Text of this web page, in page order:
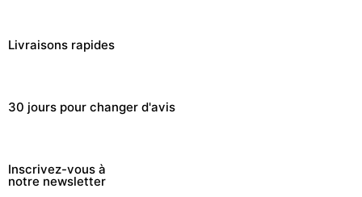
Livraisons rapides
30 jours pour changer d'avis
Inscrivez-vous à
notre newsletter